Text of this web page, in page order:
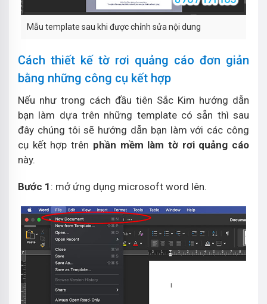
Mẫu template sau khi được chỉnh sửa nội dung
Cách thiết kế tờ rơi quảng cáo đơn giản
bằng những công cụ kết hợp
Nếu như trong cách đầu tiên Sắc Kim hướng dẫn
bạn làm dựa trên những template có sẵn thì sau
đây chúng tôi sẽ hướng dẫn bạn làm với các công
cụ kết hợp trên phần mềm làm tờ rơi quảng cáo
này.
Bước 1 : mở ứng dụng microsoft word lên.